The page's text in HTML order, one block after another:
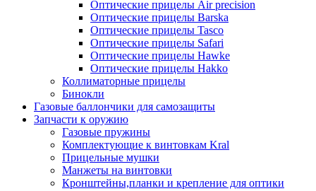
Оптические прицелы Air precision
Оптические прицелы Barska
Оптические прицелы Tasco
Оптические прицелы Safari
Оптические прицелы Hawke
Оптические прицелы Hakko
Коллиматорные прицелы
Бинокли
Газовые баллончики для самозащиты
Запчасти к оружию
Газовые пружины
Комплектующие к винтовкам Kral
Прицельные мушки
Манжеты на винтовки
Кронштейны,планки и крепление для оптики